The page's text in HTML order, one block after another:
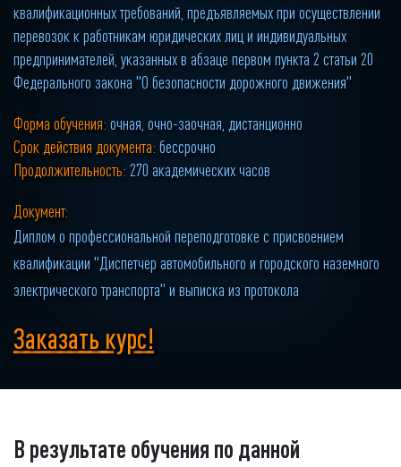
квалификационных требований, предъявляемых при осуществлении
перевозок к работникам юридических лиц и индивидуальных
предпринимателей, указанных в абзаце первом пункта 2 статьи 20
Федерального закона "О безопасности дорожного движения"
Форма обучения: очная, очно-заочная, дистанционно
Срок действия документа: бессрочно
Продолжительность: 270 академических часов
Документ:
Диплом о профессиональной переподготовке с присвоением
квалификации "Диспетчер автомобильного и городского наземного
электрического транспорта" и выписка из протокола
Заказать курс!
В результате обучения по данной